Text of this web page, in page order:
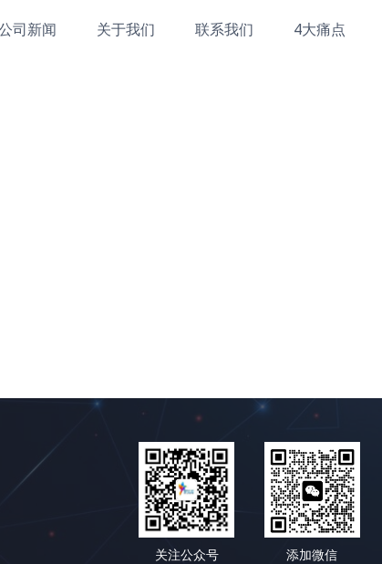
司新闻 关于我们 联系我们 4大痛点
关注公众号 添加微信